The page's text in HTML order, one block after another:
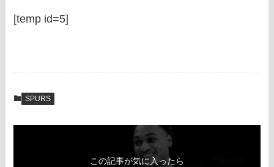
[temp id=5]
SPURS
この記事が気に入ったら